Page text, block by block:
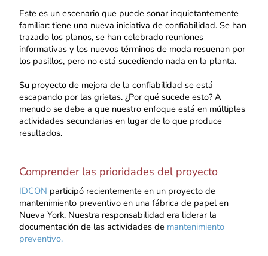
Este es un escenario que puede sonar inquietantemente
familiar: tiene una nueva iniciativa de confiabilidad. Se han
trazado los planos, se han celebrado reuniones
informativas y los nuevos términos de moda resuenan por
los pasillos, pero no está sucediendo nada en la planta.
Su proyecto de mejora de la confiabilidad se está
escapando por las grietas. ¿Por qué sucede esto? A
menudo se debe a que nuestro enfoque está en múltiples
actividades secundarias en lugar de lo que produce
resultados.
Comprender las prioridades del proyecto
IDCON participó recientemente en un proyecto de
mantenimiento preventivo en una fábrica de papel en
Nueva York. Nuestra responsabilidad era liderar la
documentación de las actividades de mantenimiento
preventivo.